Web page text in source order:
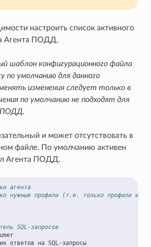
настроить список активного
Агента ПОДД.
шаблон конфигурационного файла
по умолчанию для данного
изменения следует только в
по умолчанию не подходят для
ПОДД.
и может отсутствовать в
файле. По умолчанию активен
Агента ПОДД.
агента
нужные профили (т.е. только профили
SQL-запросов
ответов на SQL-запросы